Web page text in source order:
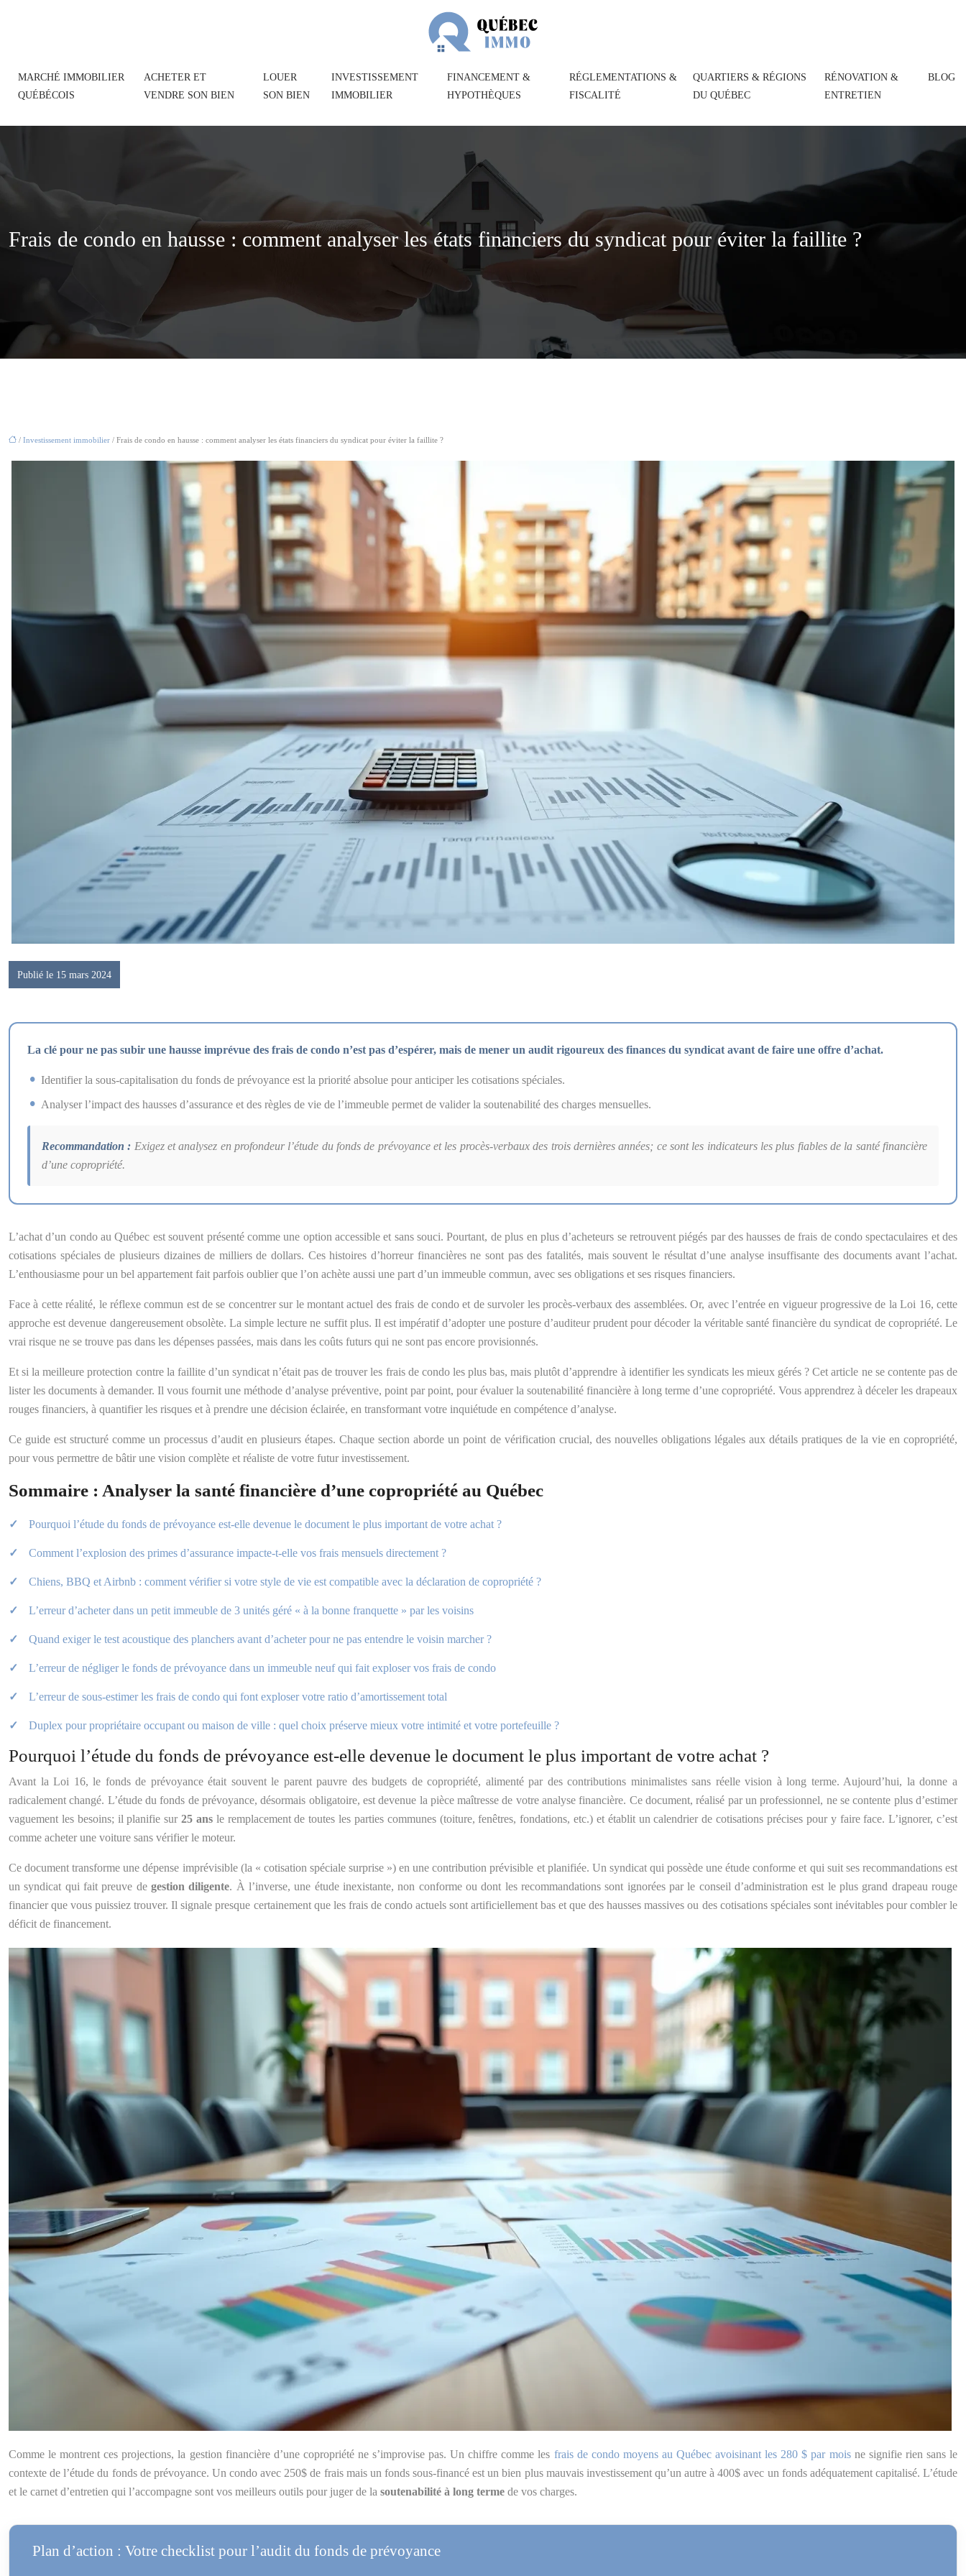
MARCHÉ IMMOBILIER
QUÉBÉCOIS
ACHETER ET
VENDRE SON BIEN
LOUER
SON BIEN
INVESTISSEMENT
IMMOBILIER
FINANCEMENT &
HYPOTHÈQUES
RÉGLEMENTATIONS &
FISCALITÉ
QUARTIERS & RÉGIONS
DU QUÉBEC
RÉNOVATION &
ENTRETIEN
BLOG
Frais de condo en hausse : comment analyser les états financiers du syndicat pour éviter la faillite ?
/ Investissement immobilier / Frais de condo en hausse : comment analyser les états financiers du syndicat pour éviter la faillite ?
Publié le 15 mars 2024
La clé pour ne pas subir une hausse imprévue des frais de condo n’est pas d’espérer, mais de mener un audit rigoureux des finances du syndicat avant de faire une offre d’achat.
Identifier la sous-capitalisation du fonds de prévoyance est la priorité absolue pour anticiper les cotisations spéciales.
Analyser l’impact des hausses d’assurance et des règles de vie de l’immeuble permet de valider la soutenabilité des charges mensuelles.
Recommandation : Exigez et analysez en profondeur l’étude du fonds de prévoyance et les procès-verbaux des trois dernières années; ce sont les indicateurs les plus fiables de la santé financière
d’une copropriété.
L’achat d’un condo au Québec est souvent présenté comme une option accessible et sans souci. Pourtant, de plus en plus d’acheteurs se retrouvent piégés par des hausses de frais de condo spectaculaires et des
cotisations spéciales de plusieurs dizaines de milliers de dollars. Ces histoires d’horreur financières ne sont pas des fatalités, mais souvent le résultat d’une analyse insuffisante des documents avant l’achat.
L’enthousiasme pour un bel appartement fait parfois oublier que l’on achète aussi une part d’un immeuble commun, avec ses obligations et ses risques financiers.
Face à cette réalité, le réflexe commun est de se concentrer sur le montant actuel des frais de condo et de survoler les procès-verbaux des assemblées. Or, avec l’entrée en vigueur progressive de la Loi 16, cette
approche est devenue dangereusement obsolète. La simple lecture ne suffit plus. Il est impératif d’adopter une posture d’auditeur prudent pour décoder la véritable santé financière du syndicat de copropriété. Le
vrai risque ne se trouve pas dans les dépenses passées, mais dans les coûts futurs qui ne sont pas encore provisionnés.
Et si la meilleure protection contre la faillite d’un syndicat n’était pas de trouver les frais de condo les plus bas, mais plutôt d’apprendre à identifier les syndicats les mieux gérés ? Cet article ne se contente pas de
lister les documents à demander. Il vous fournit une méthode d’analyse préventive, point par point, pour évaluer la soutenabilité financière à long terme d’une copropriété. Vous apprendrez à déceler les drapeaux
rouges financiers, à quantifier les risques et à prendre une décision éclairée, en transformant votre inquiétude en compétence d’analyse.
Ce guide est structuré comme un processus d’audit en plusieurs étapes. Chaque section aborde un point de vérification crucial, des nouvelles obligations légales aux détails pratiques de la vie en copropriété,
pour vous permettre de bâtir une vision complète et réaliste de votre futur investissement.
Sommaire : Analyser la santé financière d’une copropriété au Québec
Pourquoi l’étude du fonds de prévoyance est-elle devenue le document le plus important de votre achat ?
Comment l’explosion des primes d’assurance impacte-t-elle vos frais mensuels directement ?
Chiens, BBQ et Airbnb : comment vérifier si votre style de vie est compatible avec la déclaration de copropriété ?
L’erreur d’acheter dans un petit immeuble de 3 unités géré « à la bonne franquette » par les voisins
Quand exiger le test acoustique des planchers avant d’acheter pour ne pas entendre le voisin marcher ?
L’erreur de négliger le fonds de prévoyance dans un immeuble neuf qui fait exploser vos frais de condo
L’erreur de sous-estimer les frais de condo qui font exploser votre ratio d’amortissement total
Duplex pour propriétaire occupant ou maison de ville : quel choix préserve mieux votre intimité et votre portefeuille ?
Pourquoi l’étude du fonds de prévoyance est-elle devenue le document le plus important de votre achat ?
Avant la Loi 16, le fonds de prévoyance était souvent le parent pauvre des budgets de copropriété, alimenté par des contributions minimalistes sans réelle vision à long terme. Aujourd’hui, la donne a
radicalement changé. L’étude du fonds de prévoyance, désormais obligatoire, est devenue la pièce maîtresse de votre analyse financière. Ce document, réalisé par un professionnel, ne se contente plus d’estimer
vaguement les besoins; il planifie sur25 ansle remplacement de toutes les parties communes (toiture, fenêtres, fondations, etc.) et établit un calendrier de cotisations précises pour y faire face. L’ignorer, c’est
comme acheter une voiture sans vérifier le moteur.
Ce document transforme une dépense imprévisible (la « cotisation spéciale surprise ») en une contribution prévisible et planifiée. Un syndicat qui possède une étude conforme et qui suit ses recommandations est
un syndicat qui fait preuve de gestion diligente. À l’inverse, une étude inexistante, non conforme ou dont les recommandations sont ignorées par le conseil d’administration est le plus grand drapeau rouge
financier que vous puissiez trouver. Il signale presque certainement que les frais de condo actuels sont artificiellement bas et que des hausses massives ou des cotisations spéciales sont inévitables pour combler le
déficit de financement.
Comme le montrent ces projections, la gestion financière d’une copropriété ne s’improvise pas. Un chiffre comme les frais de condo moyens au Québec avoisinant les 280 $ par moisne signifie rien sans le
contexte de l’étude du fonds de prévoyance. Un condo avec 250$ de frais mais un fonds sous-financé est un bien plus mauvais investissement qu’un autre à 400$ avec un fonds adéquatement capitalisé. L’étude
et le carnet d’entretien qui l’accompagne sont vos meilleurs outils pour juger de la soutenabilité à long terme de vos charges.
Plan d’action : Votre checklist pour l’audit du fonds de prévoyance